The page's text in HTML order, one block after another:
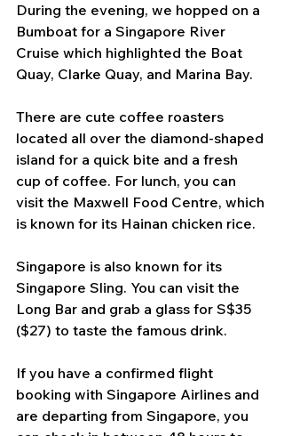
During the evening, we hopped on a
Bumboat for a Singapore River
Cruise which highlighted the Boat
Quay, Clarke Quay, and Marina Bay.
There are cute coffee roasters
located all over the diamond-shaped
island for a quick bite and a fresh
cup of coffee. For lunch, you can
visit the Maxwell Food Centre, which
is known for its Hainan chicken rice.
Singapore is also known for its
Singapore Sling. You can visit the
Long Bar and grab a glass for S$35
($27) to taste the famous drink.
If you have a confirmed flight
booking with Singapore Airlines and
are departing from Singapore, you